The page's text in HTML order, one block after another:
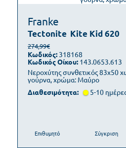
Franke
Tectonite Kite Kid 620
Νεροχύτης συνθετικός 83x50
γούρνα, χρώμα: Μαύρο
274,99€
Κωδικός: 318168
Κωδικός Οίκου: 143.0653.613
Διαθεσιμότητα: 5-10
Επιθυμητό Σύγκριση